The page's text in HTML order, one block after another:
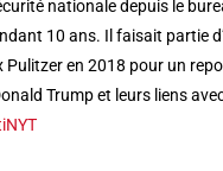
nationale depuis le
10 ans. Il faisait partie
Pulitzer en 2018 pour un
Trump et leurs liens